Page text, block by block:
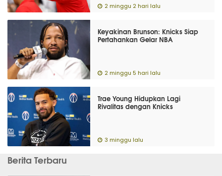
2 minggu 2 hari lalu
Keyakinan Brunson: Knicks Siap
Pertahankan Gelar NBA
2 minggu 5 hari lalu
Trae Young Hidupkan Lagi
Rivalitas dengan Knicks
3 minggu lalu
Berita Terbaru